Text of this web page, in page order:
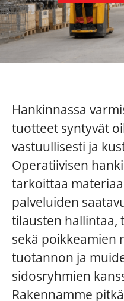
Hankinnassa
tuotteet syntyvät
vastuullisesti ja
Operatiivisen
tarkoittaa
palveluiden
tilausten hallintaa,
sekä poikkeamien
tuotannon ja
sidosryhmien
Rakennamme